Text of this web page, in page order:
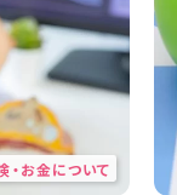
・お金について